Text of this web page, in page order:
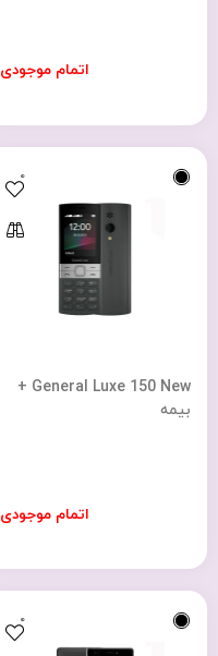
اتمام موجودی
General Luxe 150 New +
بیمه
اتمام موجودی
0
0